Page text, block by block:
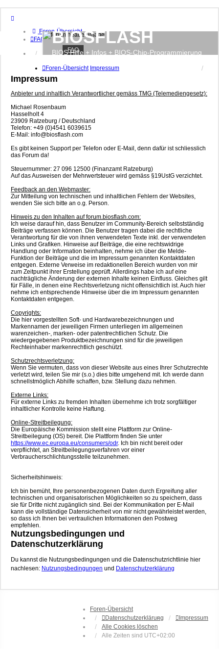
Foren-Übersicht
FAQ
Anmelden
BIOSFLASH
BIOS Hilfe + Infos + BIOS-Chip-Programmierung
FAQ
Foren-Übersicht Impressum
Impressum
Anbieter und inhaltlich Verantwortlicher gemäss TMG (Telemediengesetz):
Michael Rosenbaum
Hasselholt 4
23909 Ratzeburg / Deutschland
Telefon: +49 (0)4541 6039615
E-Mail: info@biosflash.com
Es gibt keinen Support per Telefon oder E-Mail, denn dafür ist schliesslich
das Forum da!
Steuernummer: 27 096 12500 (Finanzamt Ratzeburg)
Auf das Ausweisen der Mehrwertsteuer wird gemäss §19UstG verzichtet.
Feedback an den Webmaster:
Zur Mitteilung von technischen und inhaltlichen Fehlern der Websites,
wenden Sie sich bitte an o.g. Person.
Hinweis zu den Inhalten auf forum.biosflash.com:
Ich weise darauf hin, dass Benutzer im Community-Bereich selbstständig
Beiträge verfassen können. Die Benutzer tragen dabei die rechtliche
Verantwortung für die von ihnen verwendeten Texte inkl. der verwendeten
Links und Grafiken. Hinweise auf Beiträge, die eine rechtswidrige
Handlung oder Information beinhalten, nehme ich über die Melde-
Funktion der Beiträge und die im Impressum genannten Kontaktdaten
entgegen. Externe Verweise im redaktionellen Bereich wurden von mir
zum Zeitpunkt ihrer Erstellung geprüft. Allerdings habe ich auf eine
nachträgliche Änderung der externen Inhalte keinen Einfluss. Gleiches gilt
für Fälle, in denen eine Rechtsverletzung nicht offensichtlich ist. Auch hier
nehme ich entsprechende Hinweise über die im Impressum genannten
Kontaktdaten entgegen.
Copyrights:
Die hier vorgestellten Soft- und Hardwarebezeichnungen und
Markennamen der jeweiligen Firmen unterliegen im allgemeinen
warenzeichen-, marken- oder patentrechtlichen Schutz. Die
wiedergegebenen Produktbezeichnungen sind für die jeweiligen
Rechteinhaber markenrechtlich geschützt.
Schutzrechtsverletzung:
Wenn Sie vermuten, dass von dieser Website aus eines Ihrer Schutzrechte
verletzt wird, teilen Sie mir (s.o.) dies bitte umgehend mit. Ich werde dann
schnellstmöglich Abhilfe schaffen, bzw. Stellung dazu nehmen.
Externe Links:
Für externe Links zu fremden Inhalten übernehme ich trotz sorgfältiger
inhaltlicher Kontrolle keine Haftung.
Online-Streitbeilegung:
Die Europäische Kommission stellt eine Plattform zur Online-
Streitbeilegung (OS) bereit. Die Plattform finden Sie unter
https://www.ec.europa.eu/consumers/odr. Ich bin nicht bereit oder
verpflichtet, an Streitbeilegungsverfahren vor einer
Verbraucherschlichtungsstelle teilzunehmen.
Sicherheitshinweis:
Ich bin bemüht, Ihre personenbezogenen Daten durch Ergreifung aller
technischen und organisatorischen Möglichkeiten so zu speichern, dass
sie für Dritte nicht zugänglich sind. Bei der Kommunikation per E-Mail
kann die vollständige Datensicherheit von mir nicht gewährleistet werden,
so dass ich Ihnen bei vertraulichen Informationen den Postweg
empfehlen.
Nutzungsbedingungen und
Datenschutzerklärung
Du kannst die Nutzungsbedingungen und die Datenschutzrichtlinie hier
nachlesen: Nutzungsbedingungen und Datenschutzerklärung
Foren-Übersicht
Datenschutzerklärung
Impressum
Alle Cookies löschen
Alle Zeiten sind UTC+02:00